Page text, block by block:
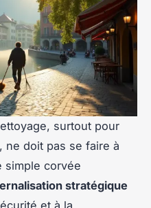
surtout pour
ne doit pas se faire à
simple corvée
stratégique